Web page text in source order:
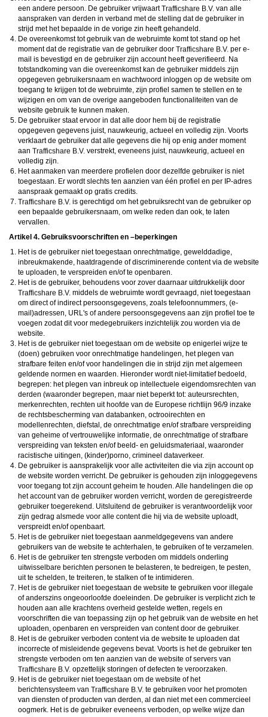
een andere persoon. De gebruiker vrijwaart
van alle
aanspraken van derden in verband met de stelling dat de gebruiker in
strijd met het bepaalde in de vorige zin heeft gehandeld.
De overeenkomst tot gebruik van de webruimte komt tot stand op het
moment dat de registratie van de gebruiker door
per e-
mail is bevestigd en de gebruiker zijn account heeft geverifieerd. Na
totstandkoming van die overeenkomst kan de gebruiker middels zijn
opgegeven gebruikersnaam en wachtwoord inloggen op de website om
toegang te krijgen tot de webruimte, zijn profiel samen te stellen en te
wijzigen en om van de overige aangeboden functionaliteiten van de
website gebruik te kunnen maken.
De gebruiker staat ervoor in dat alle door hem bij de registratie
opgegeven gegevens juist, nauwkeurig, actueel en volledig zijn. Voorts
verklaart de gebruiker dat alle gegevens die hij op enig ander moment
aan
verstrekt, eveneens juist, nauwkeurig, actueel en
volledig zijn.
Het aanmaken van meerdere profielen door dezelfde gebruiker is niet
toegestaan. Er wordt slechts ten aanzien van één profiel en per IP-adres
aanspraak gemaakt op gratis credits.
is gerechtigd om het gebruiksrecht van de gebruiker op
een bepaalde gebruikersnaam, om welke reden dan ook, te laten
vervallen.
Artikel 4. Gebruiksvoorschriften en –beperkingen
Het is de gebruiker niet toegestaan onrechtmatige, gewelddadige,
inbreukmakende, haatdragende of discriminerende content via de website
te uploaden, te verspreiden en/of te openbaren.
Het is de gebruiker, behoudens voor zover daarnaar uitdrukkelijk door
middels de webruimte wordt gevraagd, niet toegestaan
om direct of indirect persoonsgegevens, zoals telefoonnummers, (e-
mail)adressen, URL's of andere persoonsgegevens aan zijn profiel toe te
voegen zodat dit voor medegebruikers inzichtelijk zou worden via de
website.
Het is de gebruiker niet toegestaan om de website op enigerlei wijze te
(doen) gebruiken voor onrechtmatige handelingen, het plegen van
strafbare feiten en/of voor handelingen die in strijd zijn met algemeen
geldende normen en waarden. Hieronder wordt niet-limitatief bedoeld,
begrepen: het plegen van inbreuk op intellectuele eigendomsrechten van
derden (waaronder begrepen, maar niet beperkt tot: auteursrechten,
merkenrechten, rechten uit hoofde van de Europese richtlijn 96/9 inzake
de rechtsbescherming van databanken, octrooirechten en
modellenrechten, diefstal, de onrechtmatige en/of strafbare verspreiding
van geheime of vertrouwelijke informatie, de onrechtmatige of strafbare
verspreiding van teksten en/of beeld- en geluidsmateriaal, waaronder
racistische uitingen, (kinder)porno, crimineel dataverkeer.
De gebruiker is aansprakelijk voor alle activiteiten die via zijn account op
de website worden verricht. De gebruiker is gehouden zijn inloggegevens
voor toegang tot zijn account geheim te houden. Alle handelingen die op
het account van de gebruiker worden verricht, worden de geregistreerde
gebruiker toegerekend. Uitsluitend de gebruiker is verantwoordelijk voor
zijn gedrag alsmede voor alle content die hij via de website uploadt,
verspreidt en/of openbaart.
Het is de gebruiker niet toegestaan aanmeldgegevens van andere
gebruikers van de website te achterhalen, te gebruiken of te verzamelen.
Het is de gebruiker ten strengste verboden om middels onderling
uitwisselbare berichten personen te belasteren, te bedreigen, te pesten,
uit te schelden, te treiteren, te stalken of te intimideren.
Het is de gebruiker niet toegestaan de website te gebruiken voor illegale
of anderszins ongeoorloofde doeleinden. De gebruiker is verplicht zich te
houden aan alle krachtens overheid gestelde wetten, regels en
voorschriften die van toepassing zijn op het gebruik van de website en het
uploaden, openbaren en verspreiden van content door de gebruiker.
Het is de gebruiker verboden content via de website te uploaden dat
incorrecte of misleidende gegevens bevat. Voorts is het de gebruiker ten
strengste verboden om ten aanzien van de website of servers van
opzettelijk storingen of defecten te veroorzaken.
Het is de gebruiker niet toegestaan om de website of het
berichtensysteem van
te gebruiken voor het promoten
van diensten of producten van derden, al dan niet met een commercieel
oogmerk. Het is de gebruiker eveneens verboden, op welke wijze dan